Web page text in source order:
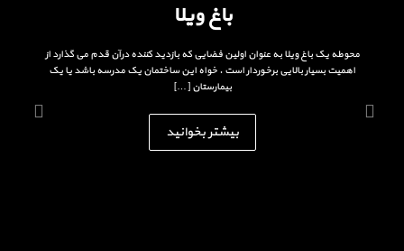
باغ ویلا
محوطه یک باغ ویلا به عنوان اولین فضایی که بازدید کننده درآن قدم می گذارد از
اهمیت بسیار بالایی برخوردار است . خواه این ساختمان یک مدرسه باشد یا یک
بیمارستان […]
بیشتر بخوانید